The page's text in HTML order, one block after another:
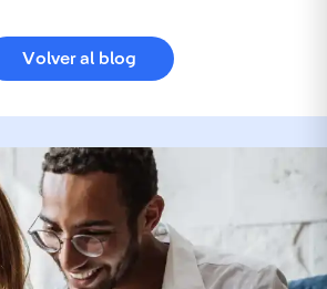
Volver al blog